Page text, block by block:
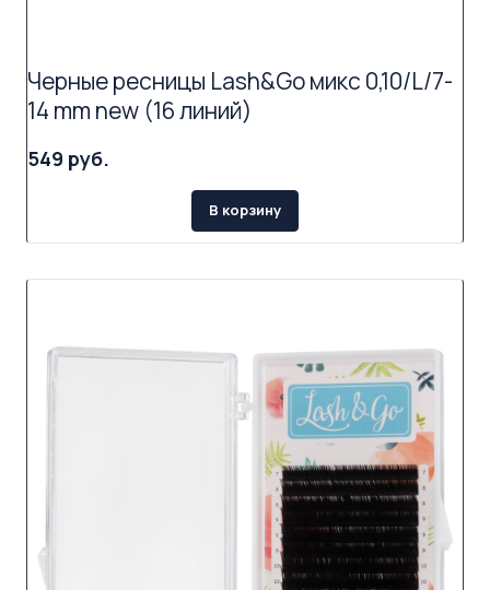
Черные ресницы Lash&Go микс 0,10/L/7-
14 mm new (16 линий)
549 руб.
В корзину